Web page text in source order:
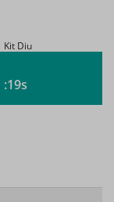
Kit Diu
:19s